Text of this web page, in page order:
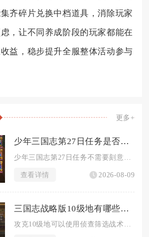
齐碎片兑换中档道具，消除玩家
，让不同养成阶段的玩家都能在
益，稳步提升全服整体活动参与
更多+
少年三国志第27日任务是否需要升级角色
查看详情 2026-08-09
三国志战略版10级地有哪些战略可以使用
攻克10级地可以使用侦查筛选战术、多队轮换消耗战术、营帐前置...